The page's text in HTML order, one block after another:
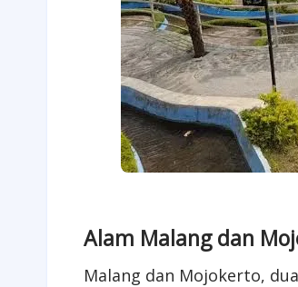
Alam Malang dan
Malang dan Mojokerto,